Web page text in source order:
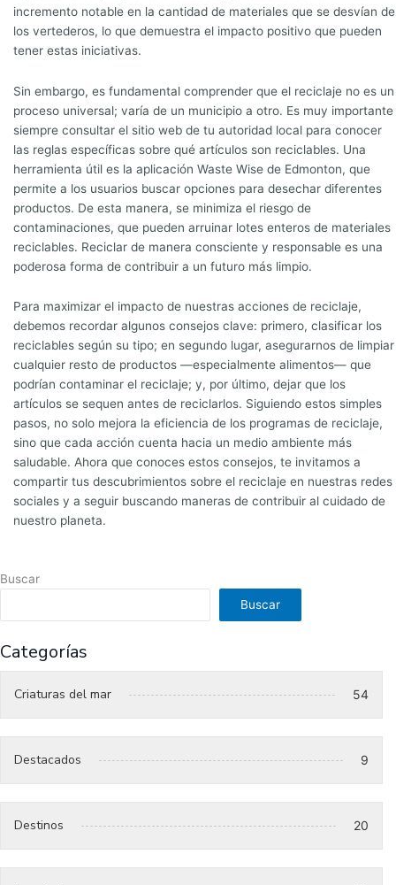
incremento notable en la cantidad de materiales que se desvían de
los vertederos, lo que demuestra el impacto positivo que pueden
tener estas iniciativas.
Sin embargo, es fundamental comprender que el reciclaje no es un
proceso universal; varía de un municipio a otro. Es muy importante
siempre consultar el sitio web de tu autoridad local para conocer
las reglas específicas sobre qué artículos son reciclables. Una
herramienta útil es la aplicación Waste Wise de Edmonton, que
permite a los usuarios buscar opciones para desechar diferentes
productos. De esta manera, se minimiza el riesgo de
contaminaciones, que pueden arruinar lotes enteros de materiales
reciclables. Reciclar de manera consciente y responsable es una
poderosa forma de contribuir a un futuro más limpio.
Para maximizar el impacto de nuestras acciones de reciclaje,
debemos recordar algunos consejos clave: primero, clasificar los
reciclables según su tipo; en segundo lugar, asegurarnos de limpiar
cualquier resto de productos —especialmente alimentos— que
podrían contaminar el reciclaje; y, por último, dejar que los
artículos se sequen antes de reciclarlos. Siguiendo estos simples
pasos, no solo mejora la eficiencia de los programas de reciclaje,
sino que cada acción cuenta hacia un medio ambiente más
saludable. Ahora que conoces estos consejos, te invitamos a
compartir tus descubrimientos sobre el reciclaje en nuestras redes
sociales y a seguir buscando maneras de contribuir al cuidado de
nuestro planeta.
Buscar
Buscar
Categorías
Criaturas del mar 54
Destacados 9
Destinos 20